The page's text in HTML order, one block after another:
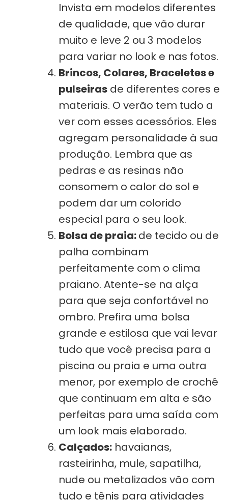
Invista em modelos diferentes
de qualidade, que vão durar
muito e leve 2 ou 3 modelos
para variar no look e nas fotos.
Brincos, Colares, Braceletes e
pulseiras de diferentes cores e
materiais. O verão tem tudo a
ver com esses acessórios. Eles
agregam personalidade à sua
produção. Lembra que as
pedras e as resinas não
consomem o calor do sol e
podem dar um colorido
especial para o seu look.
Bolsa de praia:de tecido ou de
palha combinam
perfeitamente com o clima
praiano. Atente-se na alça
para que seja confortável no
ombro. Prefira uma bolsa
grande e estilosa que vai levar
tudo que você precisa para a
piscina ou praia e uma outra
menor, por exemplo de crochê
que continuam em alta e são
perfeitas para uma saída com
um look mais elaborado.
Calçados: havaianas,
rasteirinha, mule, sapatilha,
nude ou metalizados vão com
tudo e tênis para atividades